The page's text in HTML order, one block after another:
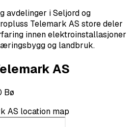
avdelinger i Seljord og
Telemark AS store deler
innen elektroinstallasjoner
og landbruk.
AS
Bø